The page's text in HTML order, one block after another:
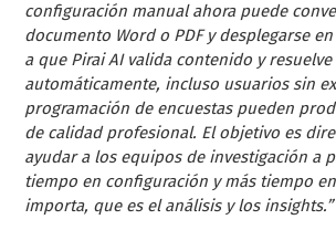
configuración manual ahora puede
documento Word o PDF y desplegarse
a que Pirai AI valida contenido y
automáticamente, incluso usuarios sin
programación de encuestas pueden
de calidad profesional. El objetivo es
ayudar a los equipos de investigación a
tiempo en configuración y más tiempo
importa, que es el análisis y los insights.”